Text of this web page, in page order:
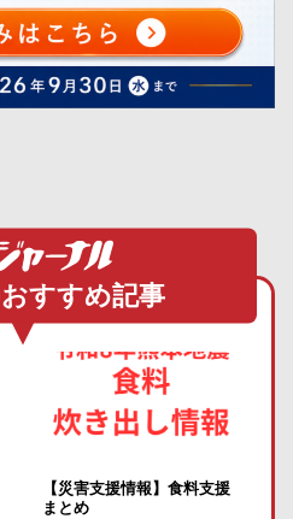
すすめ記事
【災害支援情報】食料支援
まとめ